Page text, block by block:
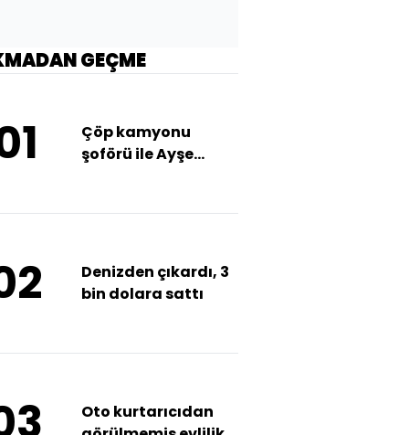
GEÇME
Çöp kamyonu
şoförü ile Ayşe
dostluk
Denizden çıkardı, 3
bin dolara sattı
Oto kurtarıcıdan